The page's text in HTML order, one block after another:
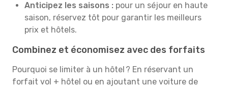
Anticipez les saisons : pour un séjour en haute
saison, réservez tôt pour garantir les meilleurs
prix et hôtels.
Combinez et économisez avec des forfaits
Pourquoi se limiter à un hôtel ? En réservant un
forfait vol + hôtel ou en ajoutant une voiture de